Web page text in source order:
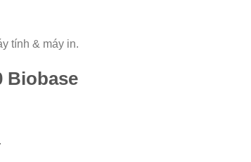
tính & máy in.
Biobase